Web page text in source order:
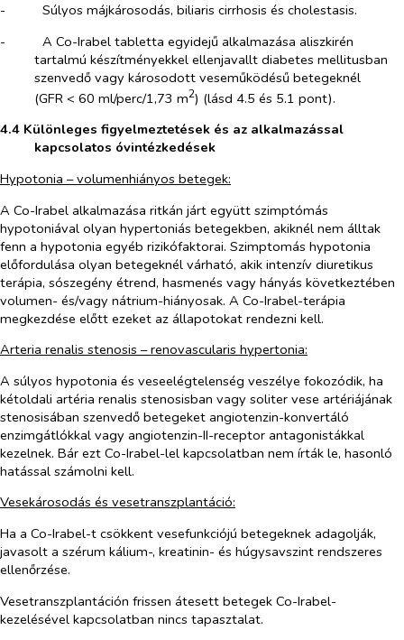
-​
Súlyos májkárosodás, biliaris cirrhosis és cholestasis.
-​
A Co-Irabel tabletta egyidejű alkalmazása aliszkirén
tartalmú készítményekkel ellenjavallt diabetes mellitusban
szenvedő vagy károsodott veseműködésű betegeknél
(GFR < 60 ml/perc/1,73 m2) (lásd 4.5 és 5.1 pont).
4.4 Különleges figyelmeztetések és az alkalmazással
kapcsolatos óvintézkedések
Hypotonia – volumenhiányos betegek:
A Co-Irabel alkalmazása ritkán járt együtt szimptómás
hypotoniával olyan hypertoniás betegekben, akiknél nem álltak
fenn a hypotonia egyéb rizikófaktorai. Szimptomás hypotonia
előfordulása olyan betegeknél várható, akik intenzív diuretikus
terápia, sószegény étrend, hasmenés vagy hányás következtében
volumen- és/vagy nátrium-hiányosak. A Co-Irabel-terápia
megkezdése előtt ezeket az állapotokat rendezni kell.
Arteria renalis stenosis – renovascularis hypertonia:
A súlyos hypotonia és veseelégtelenség veszélye fokozódik, ha
kétoldali artéria renalis stenosisban vagy soliter vese artériájának
stenosisában szenvedő betegeket angiotenzin-konvertáló
enzimgátlókkal vagy angiotenzin-II-receptor antagonistákkal
kezelnek. Bár ezt Co-Irabel-lel kapcsolatban nem írták le, hasonló
hatással számolni kell.
Vesekárosodás és vesetranszplantáció:
Ha a Co-Irabel-t csökkent vesefunkciójú betegeknek adagolják,
javasolt a szérum kálium-, kreatinin- és húgysavszint rendszeres
ellenőrzése.
Vesetranszplantáción frissen átesett betegek Co-Irabel-
kezelésével kapcsolatban nincs tapasztalat.